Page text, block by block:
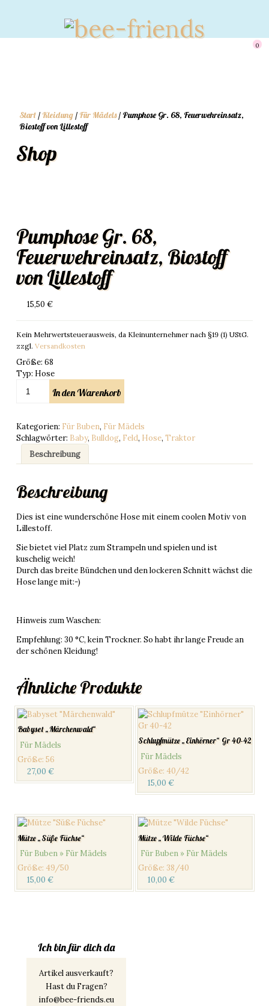
0
Start / Kleidung / Für Mädels/ Pumphose Gr. 68, Feuerwehreinsatz,
Biostoff von Lillestoff
Shop
Pumphose Gr. 68,
Feuerwehreinsatz, Biostoff
von Lillestoff
15,50 €
Kein Mehrwertsteuerausweis, da Kleinunternehmer nach §19 (1) UStG.
zzgl. Versandkosten
Größe: 68
Typ: Hose
Biostoff
von
Lillestoff
Menge
In den Warenkorb
Kategorien: Für Buben, Für Mädels
Schlagwörter: Baby, Bulldog, Feld, Hose, Traktor
Beschreibung
Beschreibung
Dies ist eine wunderschöne Hose mit einem coolen Motiv von
Lillestoff.
Sie bietet viel Platz zum Strampeln und spielen und ist
kuschelig weich!
Durch das breite Bündchen und den lockeren Schnitt wächst die
Hose lange mit:-)
Hinweis zum Waschen:
Empfehlung: 30 °C, kein Trockner. So habt ihr lange Freude an
der schönen Kleidung!
Ähnliche Produkte
Babyset „Märchenwald“
Für Mädels
Größe: 56
27,00 €
Schlupfmütze „Einhörner“ Gr 40-42
Für Mädels
Größe: 40/42
15,00 €
Mütze „Süße Füchse“
Für Buben » Für Mädels
Größe: 49/50
15,00 €
Mütze „Wilde Füchse“
Für Buben » Für Mädels
Größe: 38/40
10,00 €
Ich bin für dich da
Artikel ausverkauft?
Hast du Fragen?
info@bee-friends.eu